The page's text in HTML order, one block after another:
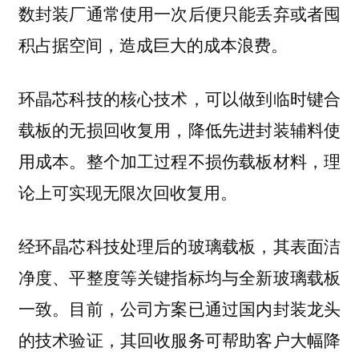
数封装厂通常使用一次后便只能丢弃或者囤
积占据空间，造成巨大的成本浪费。
环晶芯科技的核心技术，可以做到临时键合
载板的无损回收复用，降低先进封装辅料使
用成本。整个加工过程不损伤载板材料，理
论上可实现无限次回收复用。
经环晶芯科技处理后的玻璃载板，其表面洁
净度、平整度等关键指标均与全新玻璃载板
一致。目前，公司方案已通过国内封装龙头
的技术验证，其回收服务可帮助客户大幅降